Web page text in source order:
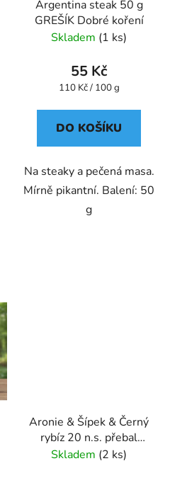
Argentina steak 50 g
GREŠÍK Dobré koření
Skladem (1 ks)
55 Kč
Měrná
110 Kč / 100 g
DO KOŠÍKU
Na steaky a pečená masa.
Mírně pikantní. Balení: 50
g
Aronie & Šípek & Černý
rybíz 20 n.s. přebal
GREŠÍK Ovocný čaj
Skladem (2 ks)